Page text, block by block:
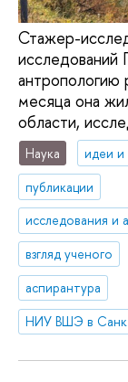
Стажер-
исследований
антропологию
месяца она
области,
Наука
идеи
публикации
исследования и
взгляд ученого
аспирантура
НИУ ВШЭ в